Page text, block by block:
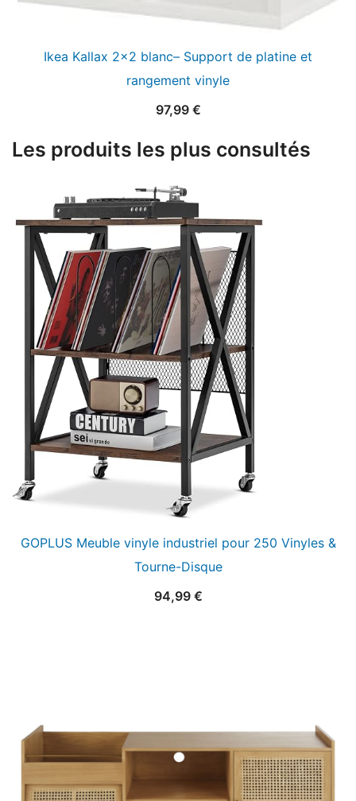
Ikea Kallax 2×2 blanc– Support de platine et
rangement vinyle
97,99 €
Les produits les plus consultés
GOPLUS Meuble vinyle industriel pour 250 Vinyles &
Tourne-Disque
94,99 €